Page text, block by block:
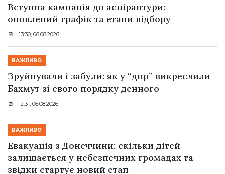
Вступна кампанія до аспірантури:
оновлений графік та етапи відбору
13:30, 06.08.2026
ВАЖЛИВО
Зруйнували і забули: як у “днр” викреслили
Бахмут зі свого порядку денного
12:31, 06.08.2026
ВАЖЛИВО
Евакуація з Донеччини: скільки дітей
залишається у небезпечних громадах та
звідки стартує новий етап